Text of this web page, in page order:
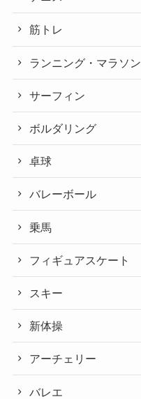
筋トレ
ランニング・マラソン
サーフィン
ボルダリング
卓球
バレーボール
乗馬
フィギュアスケート
スキー
新体操
アーチェリー
バレエ